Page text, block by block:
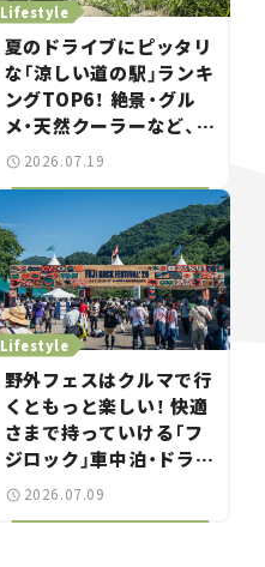
Lifestyle
夏のドライブにピッタリ
な「涼しい道の駅」ランキ
ングTOP6！ 絶景・グル
メ・天然クーラーなど、避
暑におすすめのスポット
推し駅ガイド】vol.15
2026.07.19
Lifestyle
野外フェスはクルマで行
くともっと楽しい！ 快適
さまで持っていける「フ
ジロック」車中泊・ドライ
ブガイド。
2026.07.09